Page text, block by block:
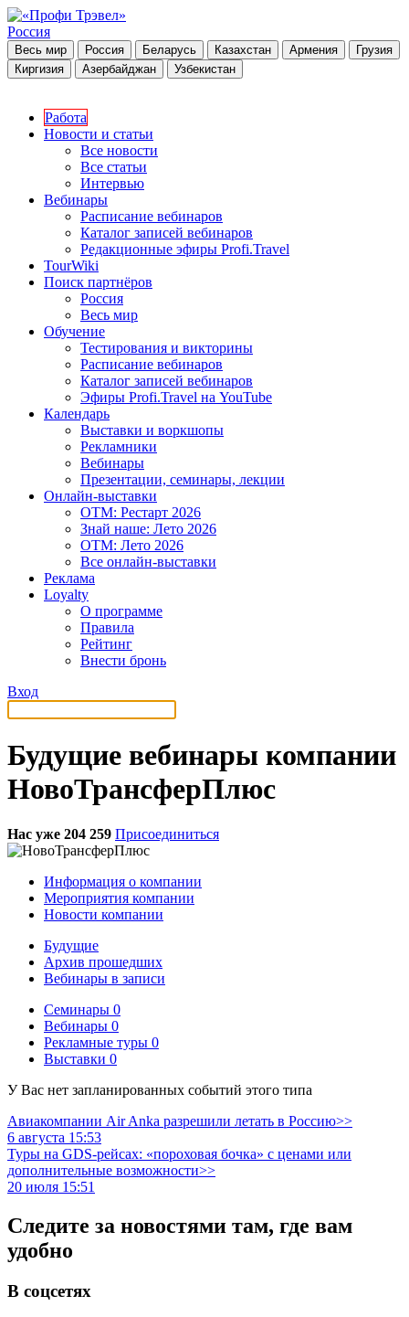
Россия
Весь мир Россия Беларусь Казахстан Армения
Грузия
Киргизия
Азербайджан Узбекистан
Работа
Новости и статьи
Все новости
Все статьи
Интервью
Вебинары
Расписание вебинаров
Каталог записей вебинаров
Редакционные эфиры Profi.Travel
TourWiki
Поиск партнёров
Россия
Весь мир
Обучение
Тестирования и викторины
Расписание вебинаров
Каталог записей вебинаров
Эфиры Profi.Travel на YouTube
Календарь
Выставки и воркшопы
Рекламники
Вебинары
Презентации, семинары, лекции
Онлайн-выставки
OTM: Рестарт 2026
Знай наше: Лето 2026
OTM: Лето 2026
Все онлайн-выставки
Реклама
Loyalty
О программе
Правила
Рейтинг
Внести бронь
Вход
Будущие вебинары компании
НовоТрансферПлюс
Нас уже 204 259 Присоединиться
Информация о компании
Мероприятия компании
Новости компании
Будущие
Архив прошедших
Вебинары в записи
Семинары 0
Вебинары 0
Рекламные туры 0
Выставки 0
У Вас нет запланированных событий этого типа
Авиакомпании Air Anka разрешили летать в Россию>>
6 августа 15:53
Туры на GDS-рейсах: «пороховая бочка» с ценами или
дополнительные возможности>>
20 июля 15:51
Следите за новостями там, где вам
удобно
В соцсетях